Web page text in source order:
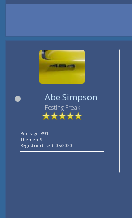
Abe Simpson
Posting Freak
Beiträge: 891
Themen: 9
Registriert seit: 05/2020